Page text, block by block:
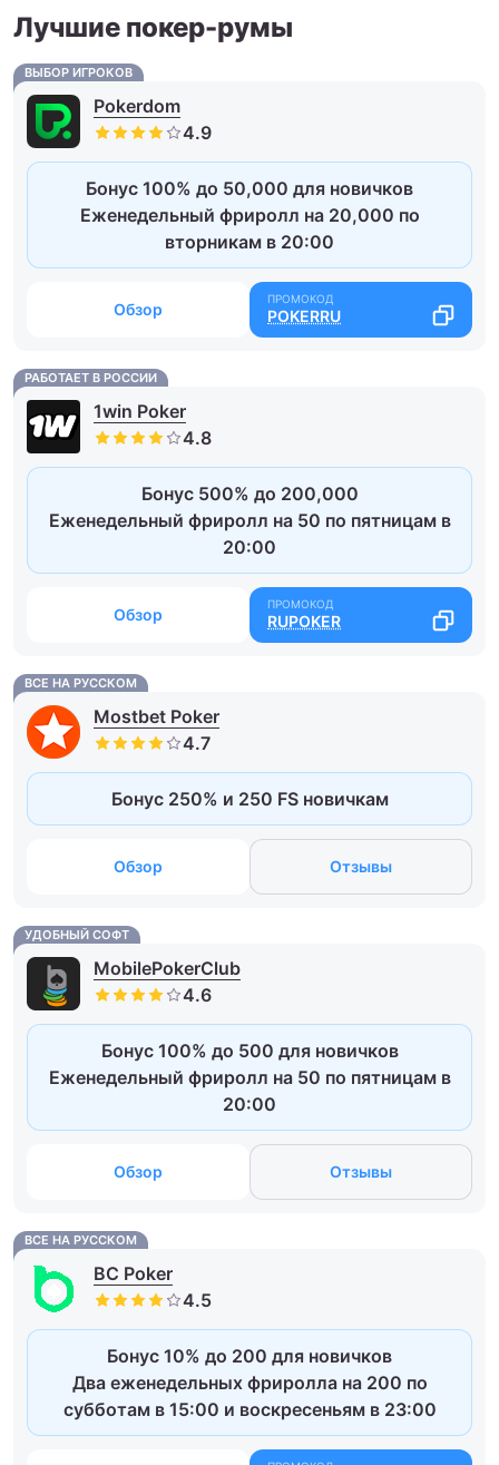
Лучшие покер-румы
ВЫБОР ИГРОКОВ
Pokerdom
Бонус 100% до 50,000 для новичков
Еженедельный фриролл на 20,000 по
вторникам в 20:00
Обзор POKERRU
РАБОТАЕТ В РОССИИ
1win Poker
Бонус 500% до 200,000
Еженедельный фриролл на 50 по пятницам в
20:00
Обзор RUPOKER
ВСЕ НА РУССКОМ
Mostbet Poker
Бонус 250% и 250 FS новичкам
Обзор Отзывы
УДОБНЫЙ СОФТ
MobilePokerClub
Бонус 100% до 500 для новичков
Еженедельный фриролл на 50 по пятницам в
20:00
Обзор Отзывы
ВСЕ НА РУССКОМ
BC Poker
Бонус 10% до 200 для новичков
Два еженедельных фриролла на 200 по
субботам в 15:00 и воскресеньям в 23:00